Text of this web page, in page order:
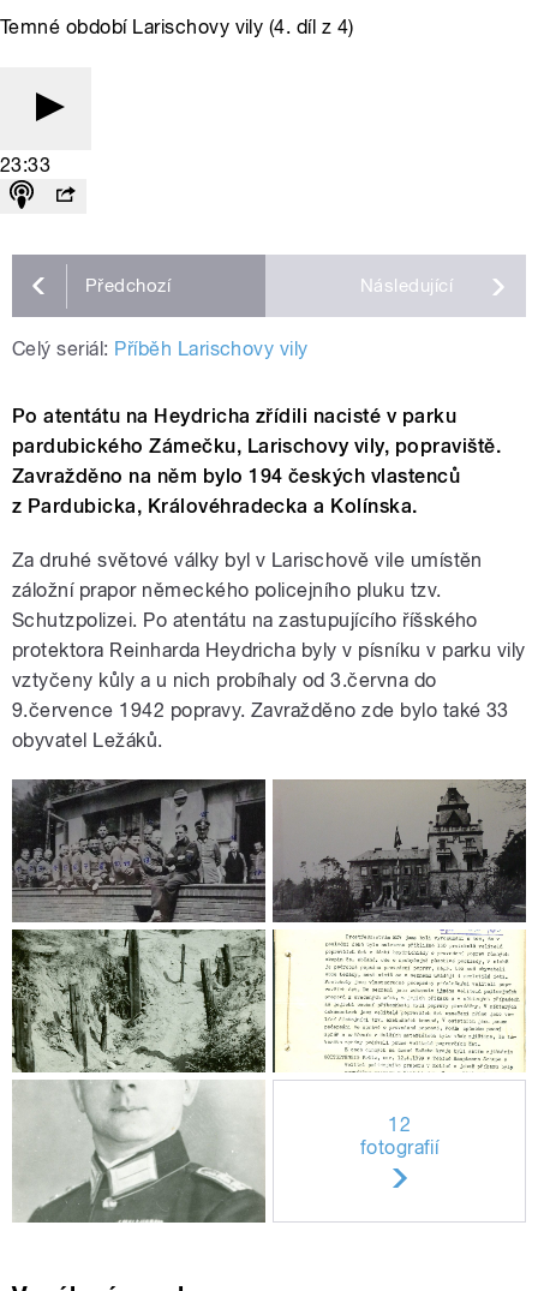
Temné období Larischovy vily (4. díl z 4)
23:33
Předchozí Následující
Celý seriál: Příběh Larischovy vily
Po atentátu na Heydricha zřídili nacisté v parku
pardubického Zámečku, Larischovy vily, popraviště.
Zavražděno na něm bylo 194 českých vlastenců
z Pardubicka, Královéhradecka a Kolínska.
Za druhé světové války byl v Larischově vile umístěn
záložní prapor německého policejního pluku tzv.
Schutzpolizei. Po atentátu na zastupujícího říšského
protektora Reinharda Heydricha byly v písníku v parku vily
vztyčeny kůly a u nich probíhaly od 3.června do
9.července 1942 popravy. Zavražděno zde bylo také 33
obyvatel Ležáků.
12
fotografií